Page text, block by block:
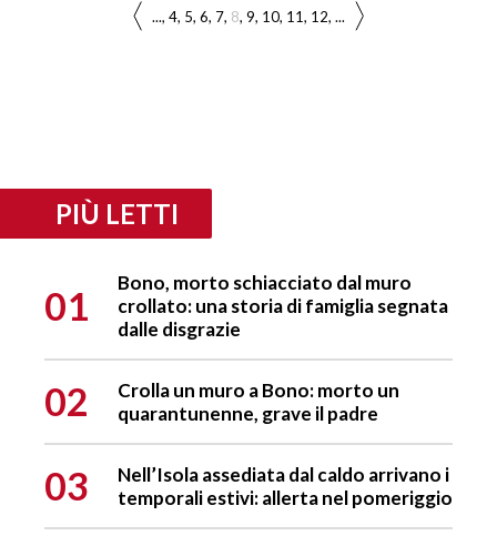
... 4 5 6 7 8 9 10 11 12 ...
PIÙ LETTI
01
Bono, morto schiacciato dal muro
crollato: una storia di famiglia segnata
dalle disgrazie
02
Crolla un muro a Bono: morto un
quarantunenne, grave il padre
03
Nell’Isola assediata dal caldo arrivano i
temporali estivi: allerta nel pomeriggio